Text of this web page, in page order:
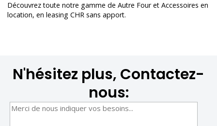
Découvrez toute notre gamme de Autre Four et Accessoires en
location, en leasing CHR sans apport.
N'hésitez plus, Contactez-
nous: